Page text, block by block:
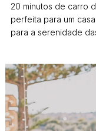
20 minutos de carro
perfeita para um
para a serenidade